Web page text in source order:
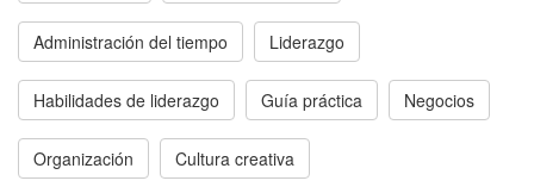
Administración del tiempo Liderazgo
Habilidades de liderazgo Guía práctica Negocios
Organización Cultura creativa